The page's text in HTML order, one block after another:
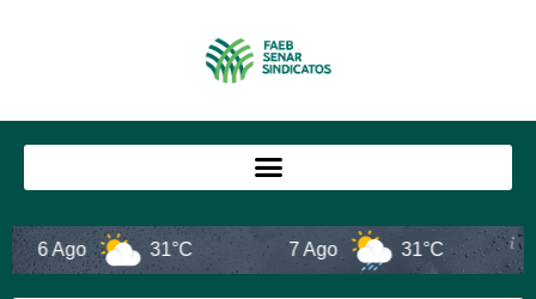
6 Ago 31°C 7 Ago 31°C 8